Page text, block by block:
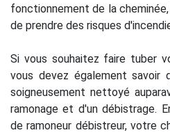
fonctionnement de la
de prendre des risques
Si vous souhaitez faire tuber
vous devez également
soigneusement nettoyé
ramonage et d'un débistrage.
de ramoneur débistreur, votre